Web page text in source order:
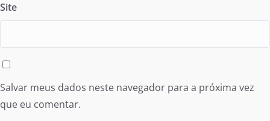
Site
Salvar meus dados neste navegador para a próxima vez
que eu comentar.